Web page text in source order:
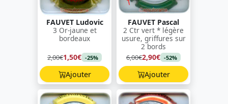
FAUVET Ludovic
3 Or-jaune et
bordeaux
2,00€1,50€ -25%
Ajouter
FAUVET Pascal
2 Ctr vert * légère
usure, griffures sur
2 bords
6,00€2,90€ -52%
Ajouter